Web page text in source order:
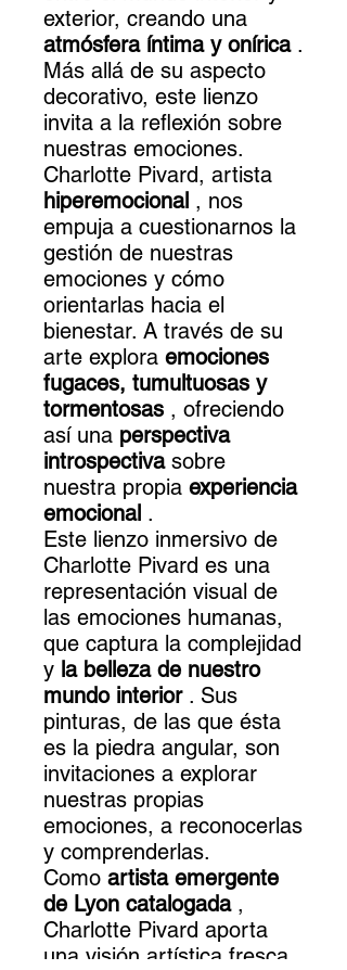
exterior, creando una
atmósfera íntima y onírica.
Más allá de su aspecto
decorativo, este lienzo
invita a la reflexión sobre
nuestras emociones.
Charlotte Pivard, artista
hiperemocional , nos
empuja a cuestionarnos la
gestión de nuestras
emociones y cómo
orientarlas hacia el
bienestar. A través de su
arte explora emociones
fugaces, tumultuosas y
tormentosas , ofreciendo
así una perspectiva
introspectivasobre
nuestra propia experiencia
emocional .
Este lienzo inmersivo de
Charlotte Pivard es una
representación visual de
las emociones humanas,
que captura la complejidad
y la belleza de nuestro
mundo interior. Sus
pinturas, de las que ésta
es la piedra angular, son
invitaciones a explorar
nuestras propias
emociones, a reconocerlas
y comprenderlas.
Como artista emergente
de Lyon catalogada,
Charlotte Pivard aporta
una visión artística fresca